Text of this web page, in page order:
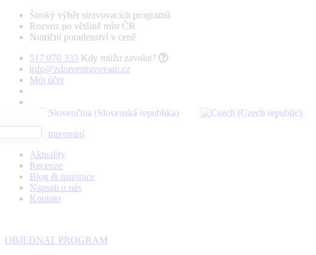
Široký výběr stravovacích programů
Rozvoz po většině míst ČR
Nutriční poradenství v ceně
517 070 333 Kdy můžu zavolat?
info@zdravestravovani.cz
Můj účet
Aktuality
Recenze
Blog & inspirace
Napsali o nás
Kontakt
OBJEDNAT PROGRAM